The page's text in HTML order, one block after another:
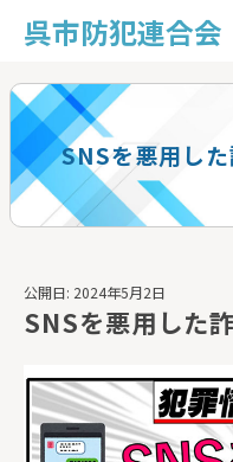
呉市防犯連合会
SNSを悪用した
公開日: 2024年5月2日
SNSを悪用した